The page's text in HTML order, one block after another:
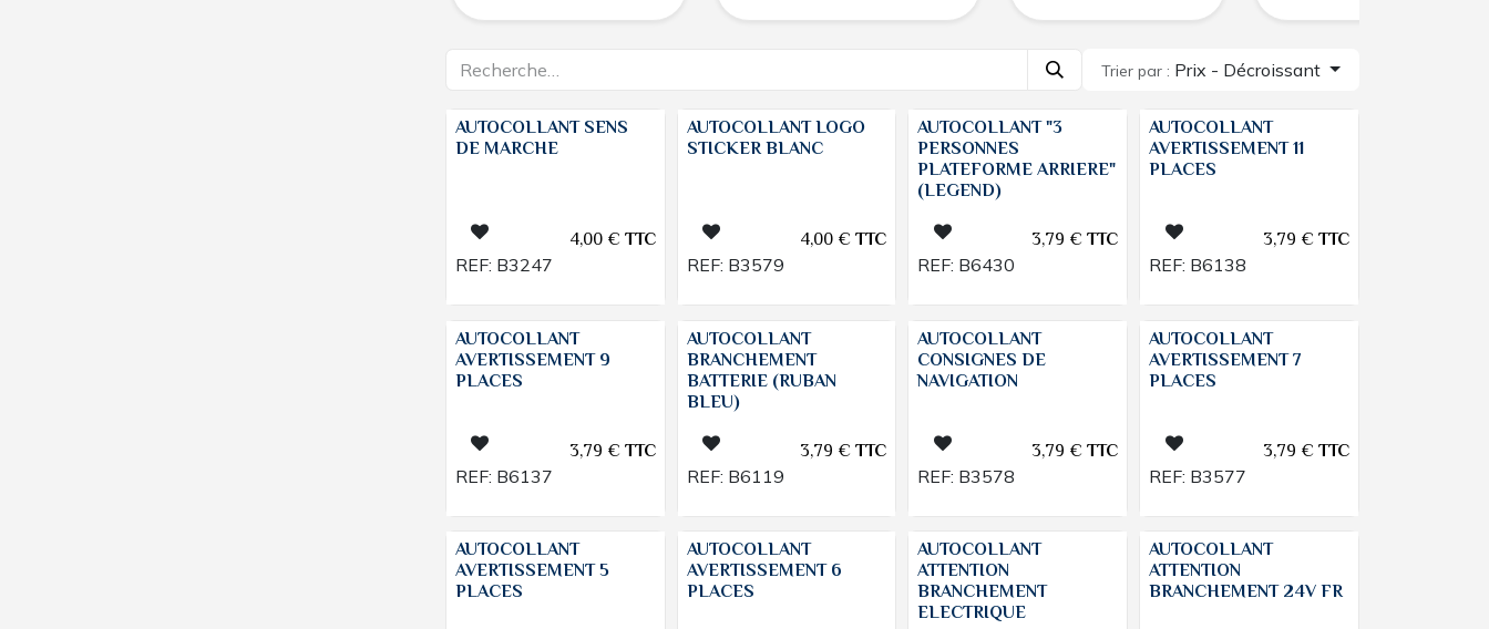
Trier par : Prix - Décroissant
AUTOCOLLANT SENS
DE MARCHE
4,00€TTC
REF: B3247
AUTOCOLLANT LOGO
STICKER BLANC
4,00 €TTC
REF: B3579
AUTOCOLLANT "3
PERSONNES
PLATEFORME ARRIERE"
(LEGEND)
3,79 €TTC
REF: B6430
AUTOCOLLANT
AVERTISSEMENT 11
PLACES
3,79 €TTC
REF: B6138
AUTOCOLLANT
AVERTISSEMENT 9
PLACES
3,79 €TTC
REF: B6137
AUTOCOLLANT
BRANCHEMENT
BATTERIE (RUBAN
BLEU)
3,79 €TTC
REF: B6119
AUTOCOLLANT
CONSIGNES DE
NAVIGATION
3,79 €TTC
REF: B3578
AUTOCOLLANT
AVERTISSEMENT 7
PLACES
3,79 €TTC
REF: B3577
AUTOCOLLANT
AVERTISSEMENT 5
PLACES
AUTOCOLLANT
AVERTISSEMENT 6
PLACES
AUTOCOLLANT
ATTENTION
BRANCHEMENT
ELECTRIQUE
AUTOCOLLANT
ATTENTION
BRANCHEMENT 24V FR